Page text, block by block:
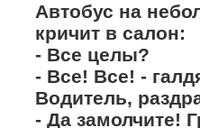
Автобус на
кричит в салон:
- Все целы?
- Все! Все! -
Водитель,
- Да замолчите!